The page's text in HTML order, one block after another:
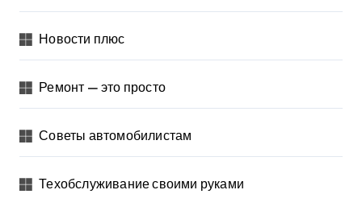
Новости плюс
Ремонт — это просто
Советы автомобилистам
Техобслуживание своими руками